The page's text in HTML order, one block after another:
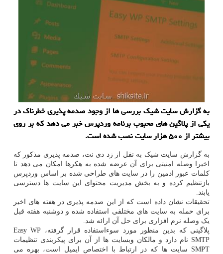
به گزارش سایت شیک بررسی ها از وجود صدمه پذیری خطرناک در
یکی از پلاگین های محبوب برنامه وردپرس خبر می دهد که بر روی
بیشتر از ۵۰۰ هزار سایت نصب شده است.
به گزارش سایت شیک به نقل از زد دی نت، صدمه پذیری مذکور که
اخیرا وصله امنیتی برای آن عرضه شده به هکرها امکان می دهد تا
کلمات عبور ادمین را در سایت های طراحی شده بر اساس وردپرس
بازتنظیم کرده و به بخش مدیریت محتوای این سایت ها دسترسی
یابند.
تحقیقات نشان داده است که از این صدمه پذیری در هفته های اخیر
برای حمله به سایت های مختلفی استفاده شده و دوشنبه هفته قبل
یک وصله نرم افزاری برای حل آن ارائه شد.
پلاگینی که بدین منظور مورد سوءاستفاده قرار گرفته، Easy WP
SMTP نام دارد و مالکان وبسایت ها از آن برای پیکربندی تنظیمات
SMPT سایت ها که در ارتباط با اختصاص ایمیل است، بهره می